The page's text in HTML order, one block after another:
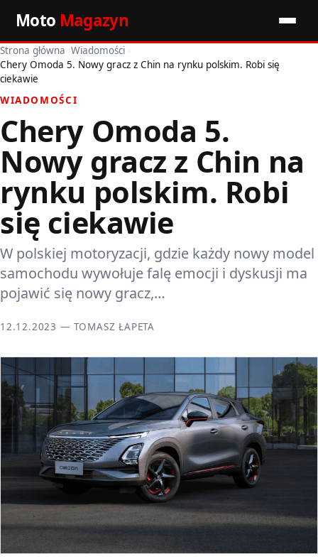
Moto Magazyn
Start
Wiadomości
Premiery
Porady motoryzacyjne
Pozostałe artykuły
Strona główna ›Wiadomości ›
Chery Omoda 5. Nowy gracz z Chin na rynku polskim. Robi się
ciekawie
WIADOMOŚCI
Chery Omoda 5.
Nowy gracz z Chin na
rynku polskim. Robi
się ciekawie
W polskiej motoryzacji, gdzie każdy nowy model
samochodu wywołuje falę emocji i dyskusji ma
pojawić się nowy gracz,…
12.12.2023 — TOMASZ ŁAPETA